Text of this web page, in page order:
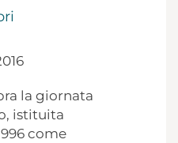
la giornata
istituita
come